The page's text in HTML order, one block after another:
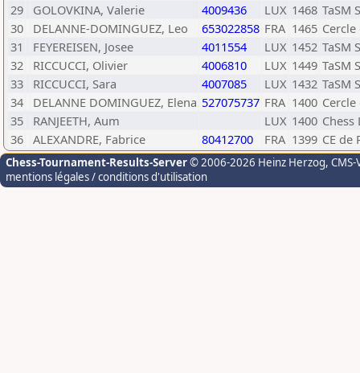
29
GOLOVKINA, Valerie 4009436 LUX 1468 TaSM
30
DELANNE-DOMINGUEZ, Leo 653022858 FRA 1465
31
FEYEREISEN, Josee 4011554 LUX 1452 TaSM
32
RICCUCCI, Olivier 4006810 LUX 1449 TaSM
33
RICCUCCI, Sara 4007085 LUX 1432 TaSM
34
DELANNE DOMINGUEZ, Elena 527075737 FRA 1400
35
RANJEETH, Aum LUX 1400
36 ALEXANDRE, Fabrice 80412700 FRA 1399 CE de
Chess-Tournament-Results-Server© 2006-2026 Heinz Herzog,
mentions légales / conditions d'utilisation